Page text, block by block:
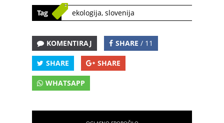
Tag ekologija, slovenija
KOMENTIRAJ SHARE / 11
SHARE SHARE
WHATSAPP